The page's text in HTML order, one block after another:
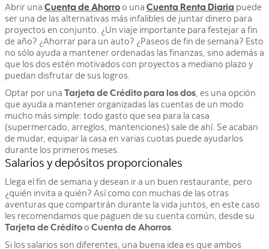
Abrir una Cuenta de Ahorroo una Cuenta Renta Diaria puede
ser una de las alternativas más infalibles de juntar dinero para
proyectos en conjunto. ¿Un viaje importante para festejar a fin
de año? ¿Ahorrar para un auto? ¿Paseos de fin de semana? Esto
no sólo ayuda a mantener ordenadas las finanzas, sino además a
que los dos estén motivados con proyectos a mediano plazo y
puedan disfrutar de sus logros.
Optar por una Tarjeta de Crédito para los dos, es una opción
que ayuda a mantener organizadas las cuentas de un modo
mucho más simple: todo gasto que sea para la casa
(supermercado, arreglos, mantenciones) sale de ahí. Se acaban
de mudar, equipar la casa en varias cuotas puede ayudarlos
durante los primeros meses.
Salarios y depósitos proporcionales
Llega el fin de semana y desean ir a un buen restaurante, pero
¿quién invita a quién? Así como con muchas de las otras
aventuras que compartirán durante la vida juntos, en este caso
les recomendamos que paguen de su cuenta común, desde su
Tarjeta de Créditoo Cuenta de Ahorros.
Si los salarios son diferentes, una buena idea es que ambos